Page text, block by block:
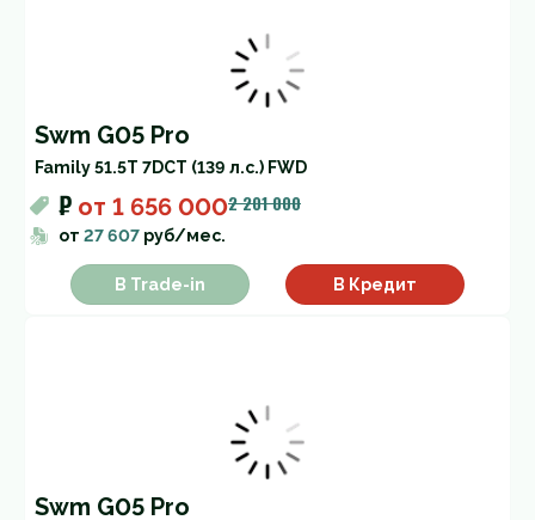
Swm G05 Pro
Family 51.5T 7DCT (139 л.с.) FWD
₽ от 1 656 0002 201 000
от 27 607 руб/мес.
В Trade-in В Кредит
Swm G05 Pro